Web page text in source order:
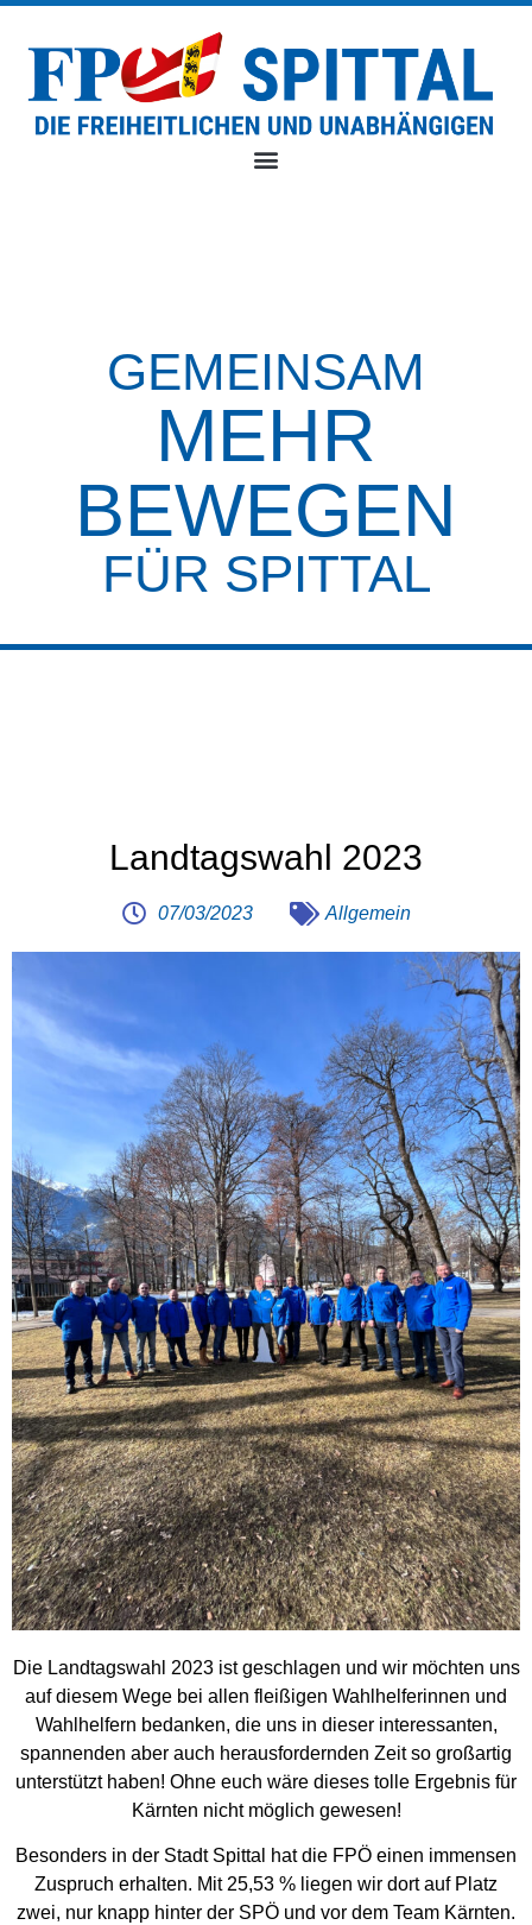
GEMEINSAM
MEHR
BEWEGEN
FÜR SPITTAL
Landtagswahl 2023
07/03/2023 Allgemein
Die Landtagswahl 2023 ist geschlagen und wir möchten uns
auf diesem Wege bei allen fleißigen Wahlhelferinnen und
Wahlhelfern bedanken, die uns in dieser interessanten,
spannenden aber auch herausfordernden Zeit so großartig
unterstützt haben! Ohne euch wäre dieses tolle Ergebnis für
Kärnten nicht möglich gewesen!
Besonders in der Stadt Spittal hat die FPÖ einen immensen
Zuspruch erhalten. Mit 25,53 % liegen wir dort auf Platz
zwei, nur knapp hinter der SPÖ und vor dem Team Kärnten.